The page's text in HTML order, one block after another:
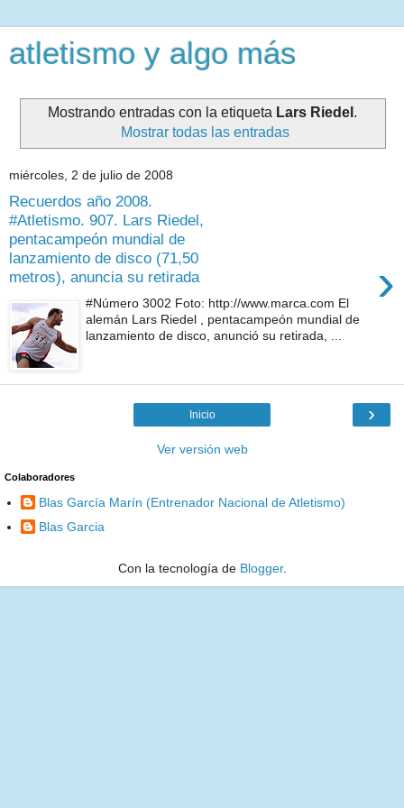
atletismo y algo más
Mostrando entradas con la etiqueta Lars Riedel .
Mostrar todas las entradas
miércoles, 2 de julio de 2008
Recuerdos año 2008.
#Atletismo. 907. Lars Riedel,
pentacampeón mundial de
lanzamiento de disco (71,50
metros), anuncia su retirada
›
#Número 3002 Foto: http://www.marca.com El
alemán Lars Riedel , pentacampeón mundial de
lanzamiento de disco, anunció su retirada, ...
›
Inicio
Ver versión web
Colaboradores
Blas García Marín (Entrenador Nacional de Atletismo)
Blas Garcia
Con la tecnología de Blogger.